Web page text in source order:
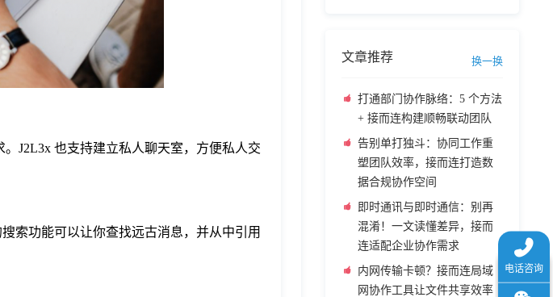
J2L3x 也支持建立私人聊天室，方便私人交
索功能可以让你查找远古消息，并从中引用
文章推荐 换一换
打通部门协作脉络：5 个方法
+ 接而连构建顺畅联动团队
告别单打独斗：协同工作重
塑团队效率，接而连打造数
据合规协作空间
即时通讯与即时通信：别再
混淆！一文读懂差异，接而
连适配企业协作需求
内网传输卡顿？接而连局域
网协作工具让文件共享效率